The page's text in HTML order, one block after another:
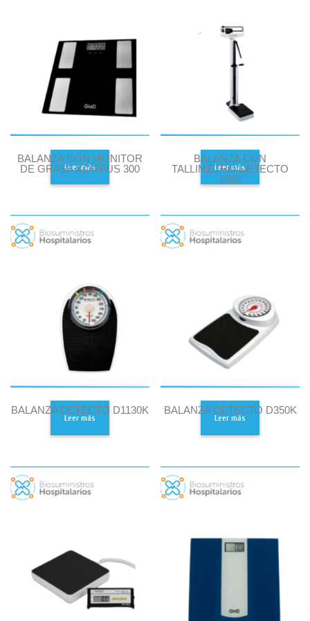
BALANZA CON MONITOR
DE GRASA KORPUS 300
Leer más
BALANZA CON
TALLIMETRO DETECTO
2392
Leer más
BALANZA DETECTO D1130K
Leer más
BALANZA DETECTO D350K
Leer más